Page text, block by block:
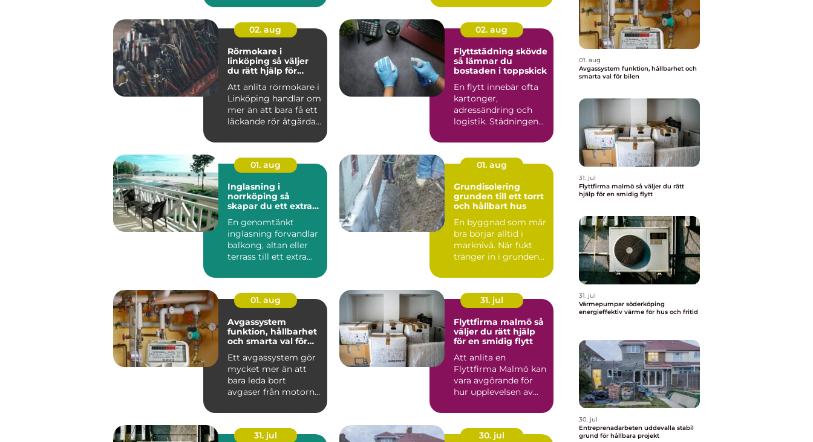
förbereds p...
tunga maskiner, sär...
02. aug
Rörmokare i
linköping så väljer
du rätt hjälp för
avlopp
Att anlita rörmokare i
Linköping handlar om
mer än att bara få ett
läckande rör åtgärdat.
02. aug
Flyttstädning skövde
så lämnar du
bostaden i toppskick
En flytt innebär ofta
kartonger,
adressändring och
logistik. Städningen
listan, ...
01. aug
Inglasning i
norrköping så
skapar du ett extra
En genomtänkt
inglasning förvandlar
balkong, altan eller
terrass till ett extra
anvä...
01. aug
Grundisolering
grunden till ett torrt
och hållbart hus
En byggnad som mår
bra börjar alltid i
marknivå. När fukt
tränger in i grunden
mögel...
01. aug
Avgassystem
funktion, hållbarhet
och smarta val för
Ett avgassystem gör
mycket mer än att
bara leda bort
avgaser från motorn.
bränsleförbru...
31. jul
Flyttfirma malmö så
väljer du rätt hjälp
för en smidig flytt
Att anlita en
Flyttfirma Malmö kan
vara avgörande för
hur upplevelsen av
välplan...
31. jul
30. jul
01. aug
Avgassystem funktion, hållbarhet och
smarta val för bilen
31. jul
Flyttfirma malmö så väljer du rätt
hjälp för en smidig flytt
31. jul
Värmepumpar söderköping
energieffektiv värme för hus och fritid
30. jul
Entreprenadarbeten uddevalla stabil
grund för hållbara projekt